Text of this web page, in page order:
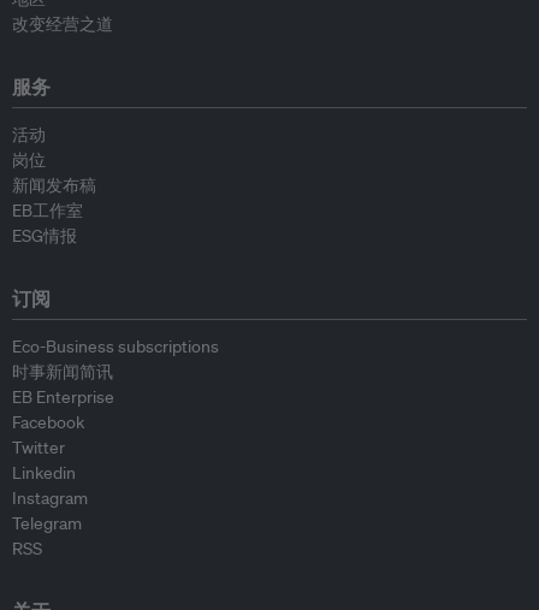
改变经营之道
服务
活动
岗位
新闻发布稿
EB工作室
ESG情报
订阅
Eco-Business subscriptions
时事新闻简讯
EB Enterprise
Facebook
Twitter
Linkedin
Instagram
Telegram
RSS